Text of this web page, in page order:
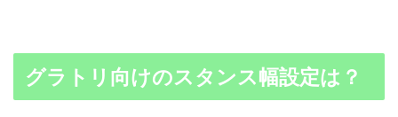
グラトリ向けのスタンス幅設定は？